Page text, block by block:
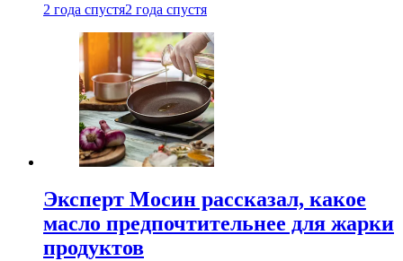
2 года спустя2 года спустя
Эксперт Мосин рассказал, какое
масло предпочтительнее для жарки
продуктов